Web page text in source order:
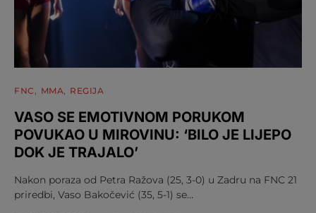
FNC MMA REGIJA
VASO SE EMOTIVNOM PORUKOM
POVUKAO U MIROVINU: ‘BILO JE LIJEPO
DOK JE TRAJALO’
Nakon poraza od Petra Ražova (25, 3-0) u Zadru na FNC 21
priredbi, Vaso Bakočević (35, 5-1) se…